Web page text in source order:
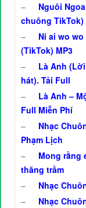
–
Nguôi
chuông TikTok)
–
Ni ai wo
(TikTok) MP3
–
Là Anh
hát). Tải Full
–
Là Anh –
Full Miễn Phí
–
Nhạc
Phạm Lịch
–
Mong rằng
thăng trầm
–
Nhạc
–
Nhạc